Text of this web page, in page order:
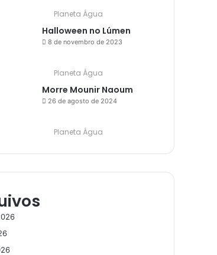
Planeta Água
Halloween no Lúmen
8 de novembro de 2023
Planeta Água
Morre Mounir Naoum
26 de agosto de 2024
Planeta Água